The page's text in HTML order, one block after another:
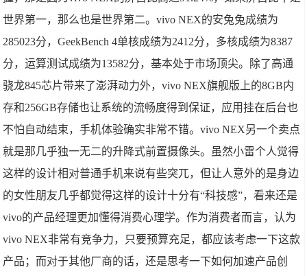
世界第一，那么也是世界第二。vivo NEX的安兔兔成绩为
285023分，GeekBench 4单核成绩为2412分，多核成绩为8387
分，运算测试成绩为13582分，基本处于市场顶尖。除了高通
骁龙845芯片带来了澎湃动力外，vivo NEX旗舰版上的8GB内
存和256GB存储也让系统的流畅度得到保证，应用挂在后台也
不怕自动结束，手机体验确实非常不错。vivo NEX另一个卖点
就是那几乎独一无二的升降式前置摄像头。虽然小雷个人觉得
这样的设计相对普通手机来说有些突兀，但让人意外的是身边
的女性朋友几乎都觉得这样的设计十分有“科技感”，看来还是
vivo的产品经理更加懂得消费心理学。作为消费者而言，认为
vivo NEX非常有竞争力，只要预算充足，都应该考虑一下这款
产品；而对于其他厂商的话，还是思考一下如何加速产品创